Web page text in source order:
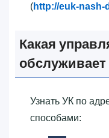
(http://euk-nash-
Какая
Узнать УК по
способами: